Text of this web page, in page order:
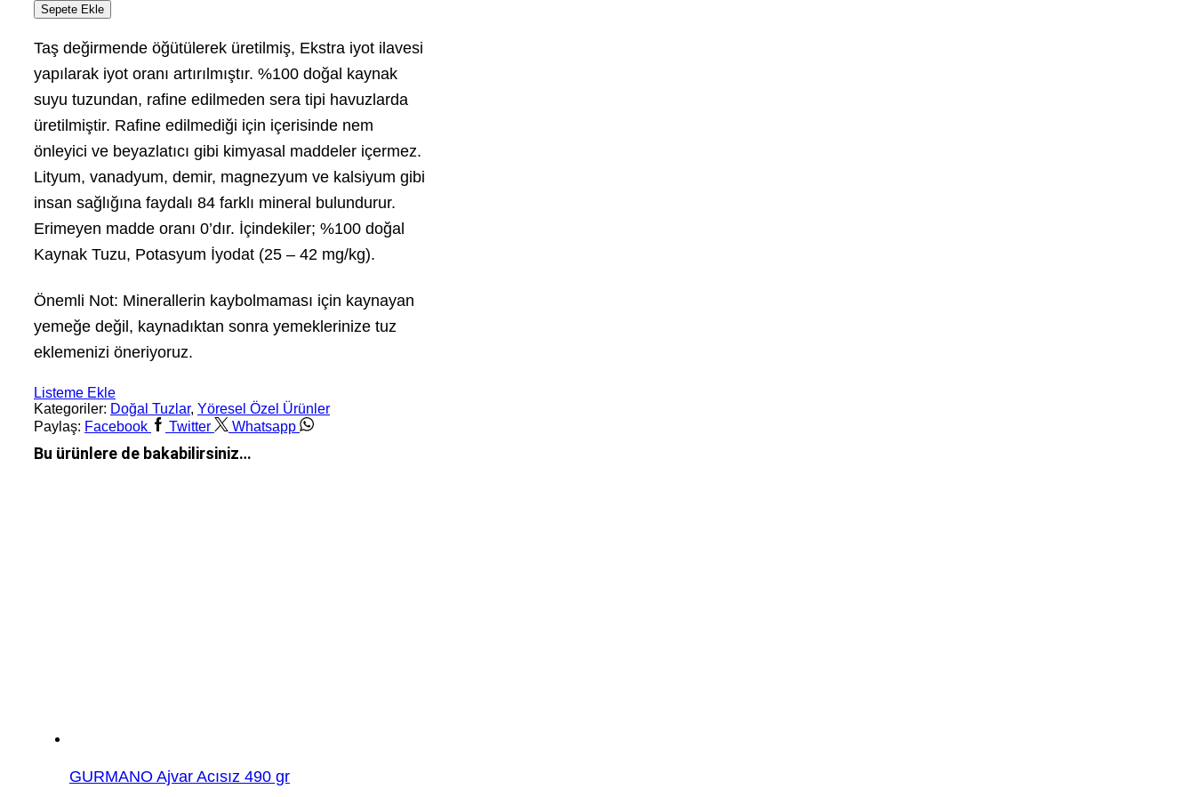
Sepete Ekle
Taş değirmende öğütülerek üretilmiş, Ekstra iyot ilavesi
yapılarak iyot oranı artırılmıştır. %100 doğal kaynak
suyu tuzundan, rafine edilmeden sera tipi havuzlarda
üretilmiştir. Rafine edilmediği için içerisinde nem
önleyici ve beyazlatıcı gibi kimyasal maddeler içermez.
Lityum, vanadyum, demir, magnezyum ve kalsiyum gibi
insan sağlığına faydalı 84 farklı mineral bulundurur.
Erimeyen madde oranı 0’dır. İçindekiler; %100 doğal
Kaynak Tuzu, Potasyum İyodat (25 – 42 mg/kg).
Önemli Not: Minerallerin kaybolmaması için kaynayan
yemeğe değil, kaynadıktan sonra yemeklerinize tuz
eklemenizi öneriyoruz.
Listeme Ekle
Kategoriler: Doğal Tuzlar, Yöresel Özel Ürünler
Paylaş: Facebook Twitter Whatsapp
Bu ürünlere de bakabilirsiniz…
GURMANO Ajvar Acısız 490 gr